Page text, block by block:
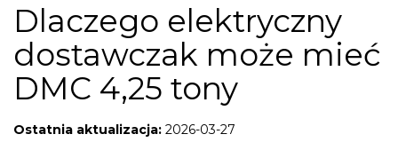
Dlaczego elektryczny
dostawczak może mieć
DMC 4,25 tony
Ostatnia aktualizacja: 2026-03-27